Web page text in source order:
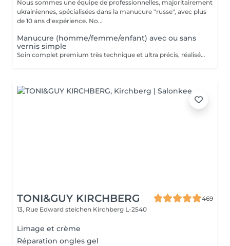
Nous sommes une équipe de professionnelles, majoritairement
ukrainiennes, spécialisées dans la manucure "russe", avec plus
de 10 ans d'expérience. No...
Manucure (homme/femme/enfant) avec ou sans
vernis simple
Soin complet premium très technique et ultra précis, réalisé principalement à la ponceuse afin d'obtenir un contour d'ongle parfaitement net et une application du vernis au plus près, voire légèrement sous la cuticule. Cette technique permet de retarder visuellement la repousse d'environ 10 jours. Résultat visuel : -Ongles extrêmement soignés, contours nets, forme impeccable -Effet Instagram / photo studio : propre, précis, sans petites peaux apparentes Contenu de la prestation : -Dépose de l'ancien vernis semi-permanent et/ou gel (si besoin, choisissez dans cet écran svp cette option de réservation) -Préparation très minutieuse de la plaque de l'ongle -Elimination des peaux mortes -Façonner et limer les ongles -Traitement délicat des cuticules -Application d'un vernis simple transparent (si vous le souhaitez) OU application de votre propre vernis simple (si besoin, choisissez dans cet écran svp cette option de réservation) -Application d'huile pour cuticules et de crème pour les mains
TONI&GUY KIRCHBERG
469
13, Rue Edward steichen Kirchberg L-2540
Limage et crème
Réparation ongles gel